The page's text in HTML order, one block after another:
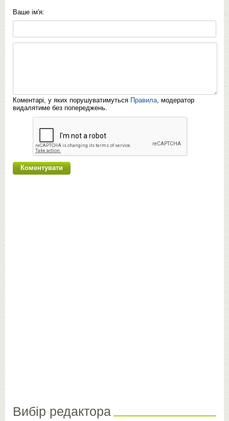
Ваше ім'я:
Коментарі, у яких порушуватимуться Правила, модератор
видалятиме без попереджень.
Вибір редактора